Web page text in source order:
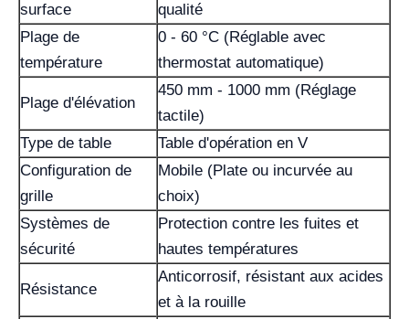
surface
qualité
Plage de
température
0 - 60 °C (Réglable avec
thermostat automatique)
Plage d'élévation
450 mm - 1000 mm (Réglage
tactile)
Type de table
Table d'opération en V
Configuration de
grille
Mobile (Plate ou incurvée au
choix)
Systèmes de
sécurité
Protection contre les fuites et
hautes températures
Résistance
Anticorrosif, résistant aux acides
et à la rouille